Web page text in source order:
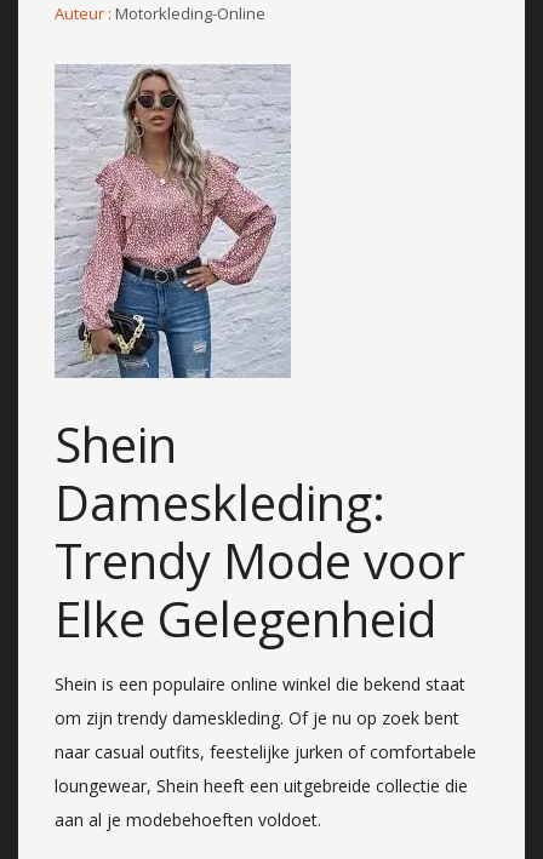
Auteur : Motorkleding-Online
Shein
Dameskleding:
Trendy Mode voor
Elke Gelegenheid
Shein is een populaire online winkel die bekend staat
om zijn trendy dameskleding. Of je nu op zoek bent
naar casual outfits, feestelijke jurken of comfortabele
loungewear, Shein heeft een uitgebreide collectie die
aan al je modebehoeften voldoet.